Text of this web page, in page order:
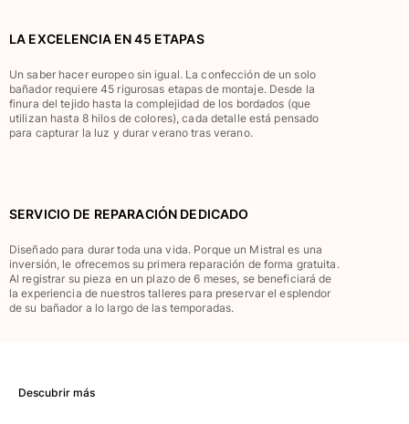
Trajes de baño
Traje de baño
Clásico ultra ligero
Camiseta de baño
Trajes de baño mágicos
Ver todo Trajes de baño
Camisetas
LA EXCELENCIA EN 45 ETAPAS
Un saber hacer europeo sin igual. La confección de un solo
bañador requiere 45 rigurosas etapas de montaje. Desde la
finura del tejido hasta la complejidad de los bordados (que
utilizan hasta 8 hilos de colores), cada detalle está pensado
para capturar la luz y durar verano tras verano.
SERVICIO DE REPARACIÓN DEDICADO
Diseñado para durar toda una vida. Porque un Mistral es una
inversión, le ofrecemos su primera reparación de forma gratuita.
Al registrar su pieza en un plazo de 6 meses, se beneficiará de
la experiencia de nuestros talleres para preservar el esplendor
de su bañador a lo largo de las temporadas.
Descubrir más